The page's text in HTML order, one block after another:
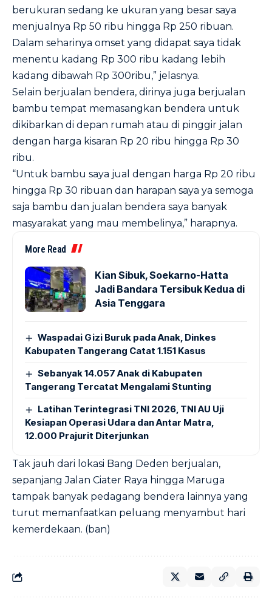
berukuran sedang ke ukuran yang besar saya
menjualnya Rp 50 ribu hingga Rp 250 ribuan.
Dalam seharinya omset yang didapat saya tidak
menentu kadang Rp 300 ribu kadang lebih
kadang dibawah Rp 300ribu,” jelasnya.
Selain berjualan bendera, dirinya juga berjualan
bambu tempat memasangkan bendera untuk
dikibarkan di depan rumah atau di pinggir jalan
dengan harga kisaran Rp 20 ribu hingga Rp 30
ribu.
“Untuk bambu saya jual dengan harga Rp 20 ribu
hingga Rp 30 ribuan dan harapan saya ya semoga
saja bambu dan jualan bendera saya banyak
masyarakat yang mau membelinya,” harapnya.
More Read
Kian Sibuk, Soekarno-Hatta
Jadi Bandara Tersibuk Kedua di
Asia Tenggara
Waspadai Gizi Buruk pada Anak, Dinkes
Kabupaten Tangerang Catat 1.151 Kasus
Sebanyak 14.057 Anak di Kabupaten
Tangerang Tercatat Mengalami Stunting
Latihan Terintegrasi TNI 2026, TNI AU Uji
Kesiapan Operasi Udara dan Antar Matra,
12.000 Prajurit Diterjunkan
Tak jauh dari lokasi Bang Deden berjualan,
sepanjang Jalan Ciater Raya hingga Maruga
tampak banyak pedagang bendera lainnya yang
turut memanfaatkan peluang menyambut hari
kemerdekaan. (ban)